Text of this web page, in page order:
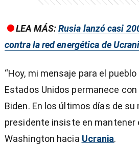
LEA MÁS:Rusia lanzó casi
contra la red energética de
“Hoy, mi mensaje para el
Estados Unidos permanece con
Biden. En los últimos días de su
presidente insiste en mantener
Washington hacia Ucrania.